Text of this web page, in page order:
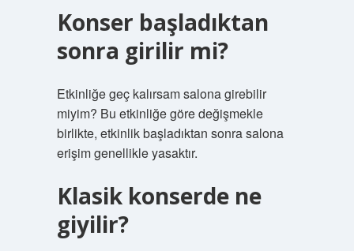
Konser başladıktan
sonra girilir mi?
Etkinliğe geç kalırsam salona girebilir
miyim? Bu etkinliğe göre değişmekle
birlikte, etkinlik başladıktan sonra salona
erişim genellikle yasaktır.
Klasik konserde ne
giyilir?